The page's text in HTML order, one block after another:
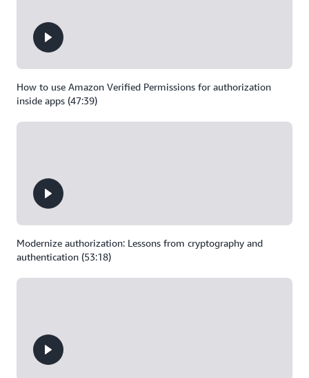
How to use Amazon Verified Permissions for authorization
inside apps (47:39)
Modernize authorization: Lessons from cryptography and
authentication (53:18)